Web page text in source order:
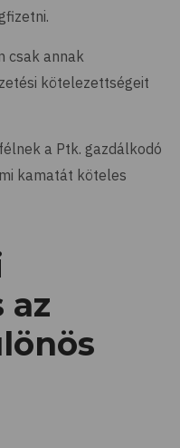
csak annak
kötelezettségeit
a Ptk. gazdálkodó
kamatát köteles
az